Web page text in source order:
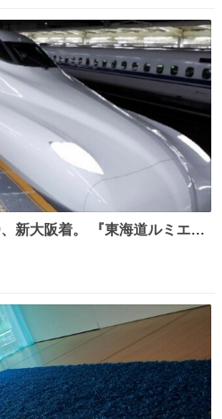
『東海道ルミエー
駅で夜を越す
ないのに、朝まで新幹線とい